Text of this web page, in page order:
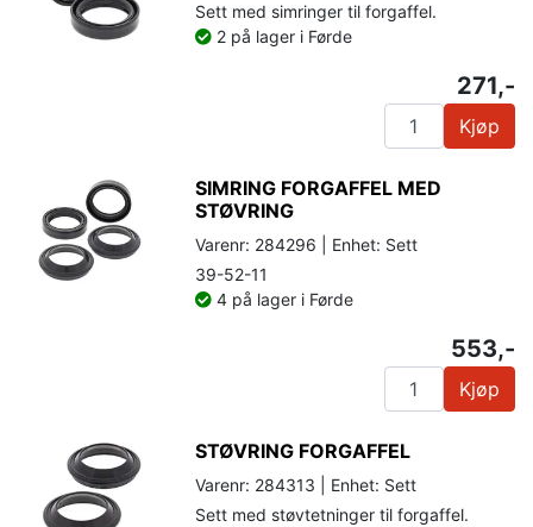
Sett med simringer til forgaffel.
2 på lager i Førde
271,-
Kjøp
SIMRING FORGAFFEL MED
STØVRING
Varenr: 284296 | Enhet: Sett
39-52-11
4 på lager i Førde
553,-
Kjøp
STØVRING FORGAFFEL
Varenr: 284313 | Enhet: Sett
Sett med støvtetninger til forgaffel.